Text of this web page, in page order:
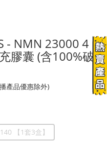
- NMN 23000 4
膠囊 (含100%破
產品優惠除外)
【1套3盒】